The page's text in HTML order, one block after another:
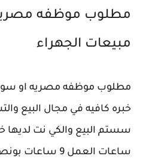
مطلوب موظفه
مبيعات ‎الجهراء
مطلوب موظفه مصريه او
خبره كافيه في مجال البيع
سستم البيع والكي نت لديها
ساعات العمل 9